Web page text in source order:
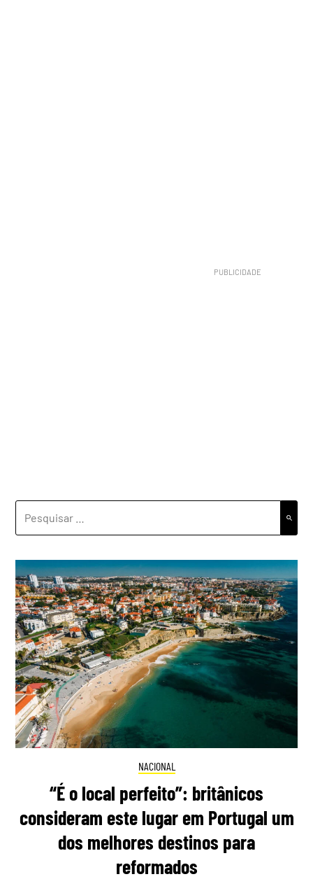
NACIONAL
“É o local perfeito”: britânicos
consideram este lugar em Portugal um
dos melhores destinos para
reformados